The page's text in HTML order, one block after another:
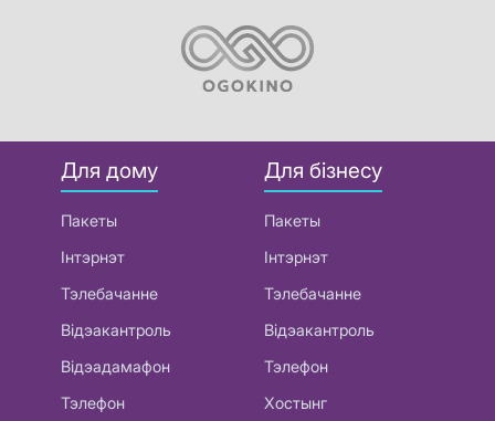
Для дому
Пакеты
Інтэрнэт
Тэлебачанне
Відэакантроль
Відэадамафон
Тэлефон
Для бізнесу
Пакеты
Інтэрнэт
Тэлебачанне
Відэакантроль
Тэлефон
Хостынг